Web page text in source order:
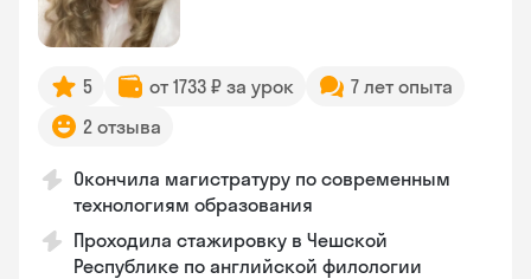
5 от 1733 ₽ за урок
7 лет опыта
2 отзыва
Окончила магистратуру по современным
технологиям образования
Проходила стажировку в Чешской
Республике по английской филологии